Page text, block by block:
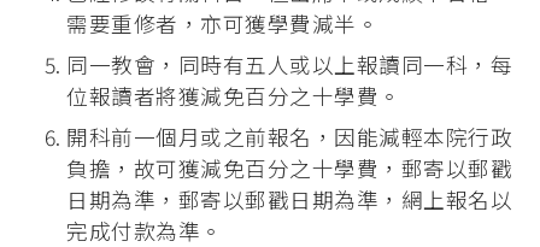
需要重修者，亦可獲學費減半。
同一教會，同時有五人或以上報讀同一科，每
位報讀者將獲減免百分之十學費。
開科前一個月或之前報名，因能減輕本院行政
負擔，故可獲減免百分之十學費，郵寄以郵戳
日期為準，郵寄以郵戳日期為準，網上報名以
完成付款為準。